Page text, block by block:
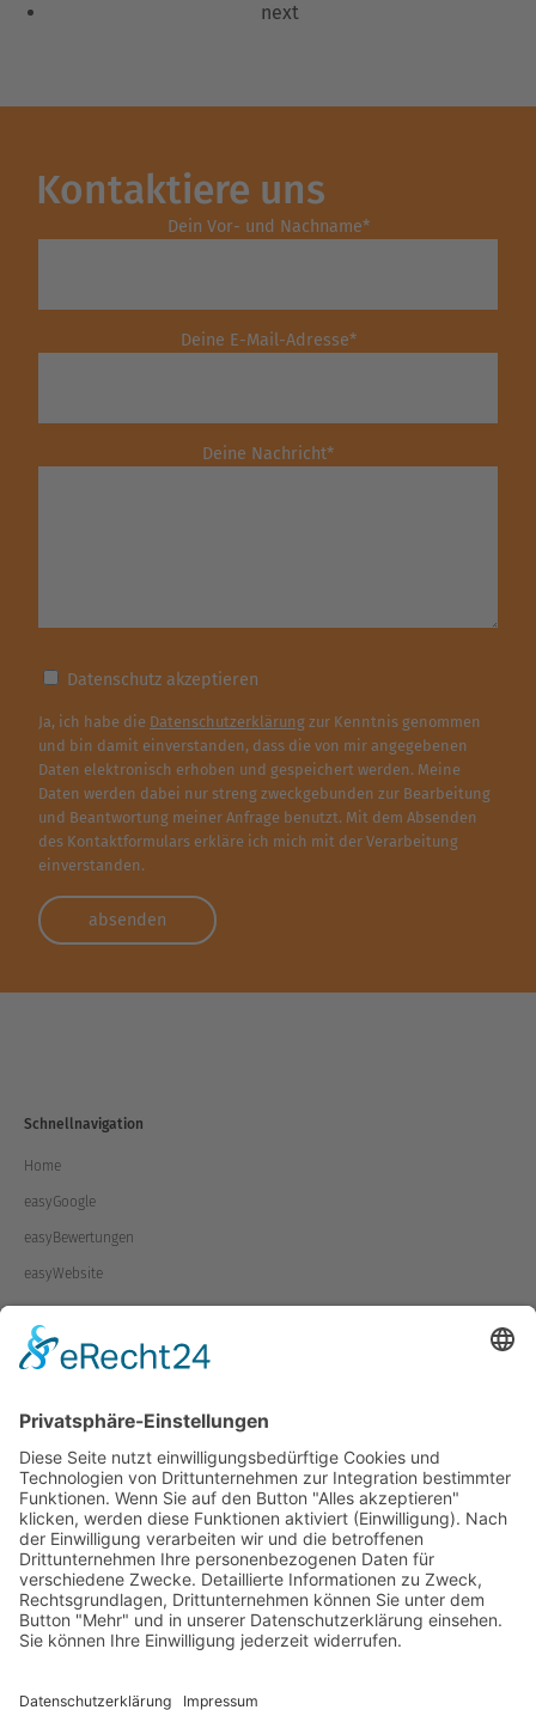
next
Kontaktiere uns
Dein Vor- und Nachname*
Deine E-Mail-Adresse*
Deine Nachricht*
Datenschutz akzeptieren
Ja, ich habe die Datenschutzerklärung zur Kenntnis genommen
und bin damit einverstanden, dass die von mir angegebenen
Daten elektronisch erhoben und gespeichert werden. Meine
Daten werden dabei nur streng zweckgebunden zur Bearbeitung
und Beantwortung meiner Anfrage benutzt. Mit dem Absenden
des Kontaktformulars erkläre ich mich mit der Verarbeitung
einverstanden.
Schnellnavigation
Home
easyGoogle
easyBewertungen
easyWebsite
POS Marketing GmbH
Urstein N24/Top 13
5412 Urstein
Telefon:+43 662 202001
E-Mail:info@easyinter.net
weitere Infos
News
Lexikon